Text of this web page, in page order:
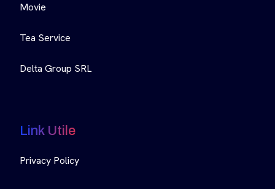
Movie
Tea Service
Delta Group SRL
Link Utile
Privacy Policy